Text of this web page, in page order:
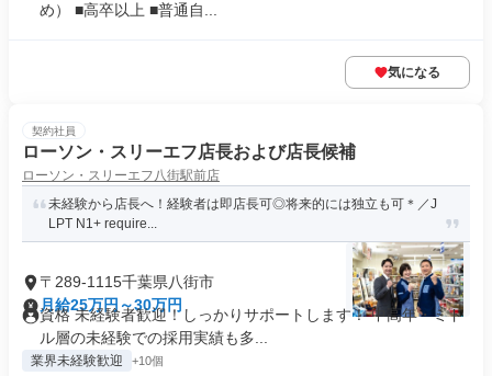
め） ■高卒以上 ■普通自...
気になる
契約社員
ローソン・スリーエフ店長および店長候補
ローソン・スリーエフ八街駅前店
未経験から店長へ！経験者は即店長可◎将来的には独立も可＊／J
LPT N1+ require...
〒289-1115千葉県八街市
月給25万円～30万円
資格 未経験者歓迎！しっかりサポートします！ 中高年・ミド
ル層の未経験での採用実績も多...
業界未経験歓迎 +10個